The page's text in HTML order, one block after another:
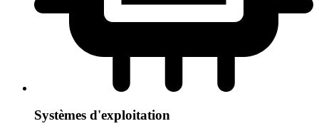
Systèmes d'exploitation